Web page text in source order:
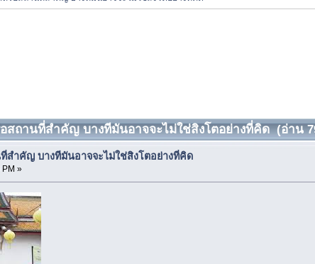
ถานที่สำคัญ บางทีมันอาจจะไม่ใช่สิงโตอย่างที่คิด (อ่าน
สำคัญ บางทีมันอาจจะไม่ใช่สิงโตอย่างที่คิด
»